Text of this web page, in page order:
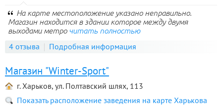
На карте местоположение указано неправильно.
Магазин находится в здании которое между двумя
выходами метро читать полностью
4 отзыва Подробная информация
Магазин "Winter-Sport"
г. Харьков, ул. Полтавский шлях, 113
Показать расположение заведения на карте Харькова